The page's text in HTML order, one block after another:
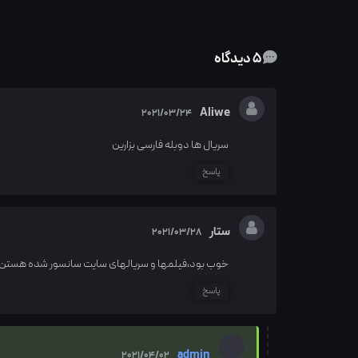
5 دیدگاه
Aliwe
2021/03/24
سریال ها دوبله فارسی بزارین
پاسخ
ستار 2021/03/28
خوب بود،فیلمها و سریالهای سایت سانسور شده هستن
پاسخ
2021/04/02